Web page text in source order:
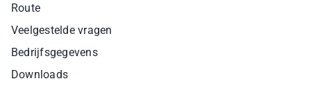
Route
Veelgestelde vragen
Bedrijfsgegevens
Downloads